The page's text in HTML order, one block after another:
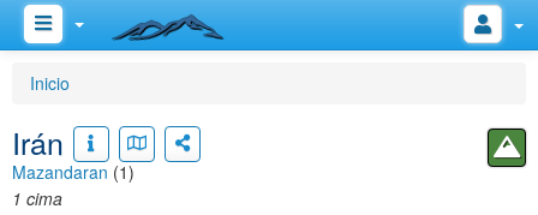
Inicio
Irán
Mazandaran (1)
1 cima